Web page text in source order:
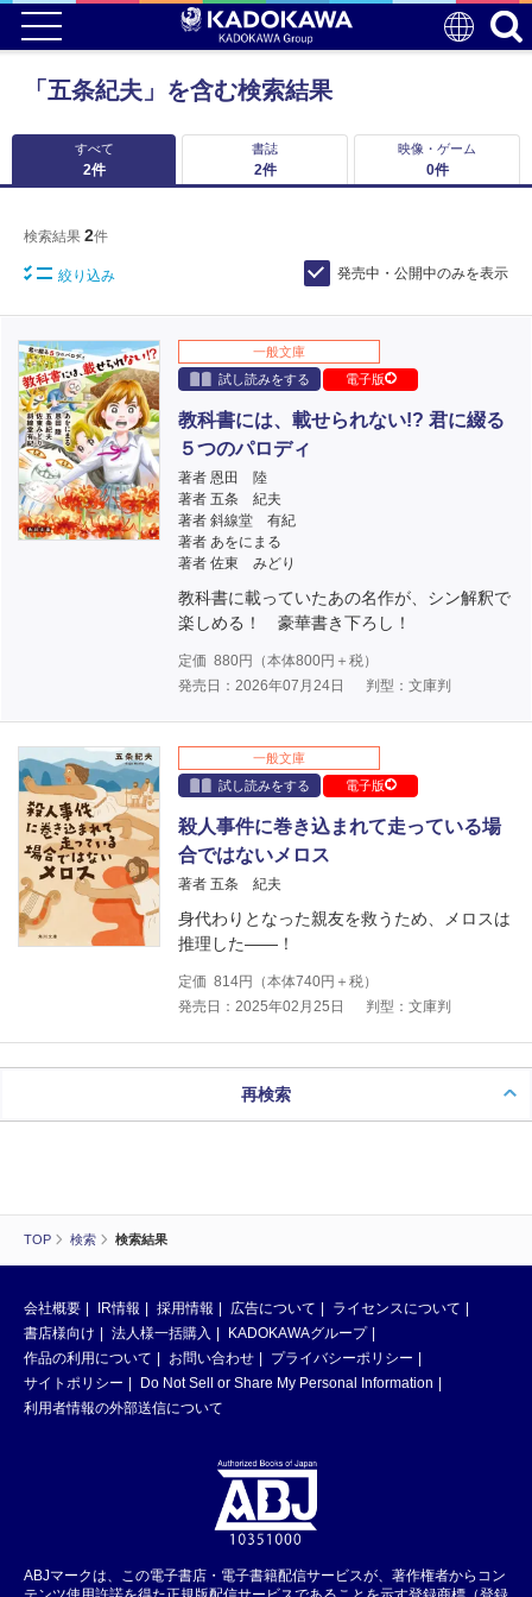
TOP 検索 検索結果
「五条紀夫」を含む検索結果
すべて
2件
書誌
2件
映像・ゲーム
0件
検索結果 2件
絞り込み 発売中・公開中のみを表示
一般文庫
試し読みをする
電子版
教科書には、載せられない!? 君に綴る
５つのパロディ
著者 恩田 陸
著者 五条 紀夫
著者 斜線堂 有紀
著者 あをにまる
著者 佐東 みどり
教科書に載っていたあの名作が、シン解釈で
楽しめる！ 豪華書き下ろし！
定価 880円（本体800円＋税）
発売日：2026年07月24日
判型：文庫判
一般文庫
試し読みをする
電子版
殺人事件に巻き込まれて走っている場
合ではないメロス
著者 五条 紀夫
身代わりとなった親友を救うため、メロスは
推理した――！
定価 814円（本体740円＋税）
発売日：2025年02月25日
判型：文庫判
再検索
会社概要 IR情報 採用情報 広告について
ライセンスについて
書店様向け
法人様一括購入
KADOKAWAグループ
作品の利用について
お問い合わせ
プライバシーポリシー
サイトポリシー
Do Not Sell or Share My Personal Information
利用者情報の外部送信について
ABJマークは、この電子書店・電子書籍配信サービスが、著作権者からコン